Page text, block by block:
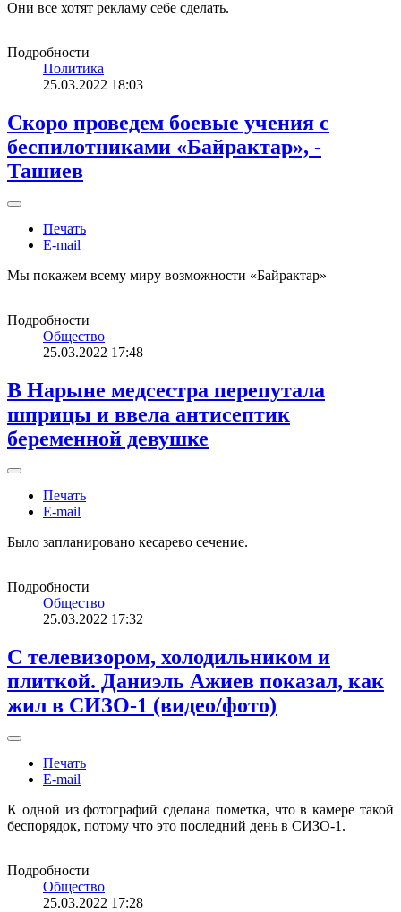
Они все хотят рекламу себе сделать.
Подробности
Политика
25.03.2022 18:03
Скоро проведем боевые учения с
беспилотниками «Байрактар», -
Ташиев
Печать
E-mail
Мы покажем всему миру возможности «Байрактар»
Подробности
Общество
25.03.2022 17:48
В Нарыне медсестра перепутала
шприцы и ввела антисептик
беременной девушке
Печать
E-mail
Было запланировано кесарево сечение.
Подробности
Общество
25.03.2022 17:32
С телевизором, холодильником и
плиткой. Даниэль Ажиев показал, как
жил в СИЗО-1 (видео/фото)
Печать
E-mail
К одной из фотографий сделана пометка, что в камере такой
беспорядок, потому что это последний день в СИЗО-1.
Подробности
Общество
25.03.2022 17:28